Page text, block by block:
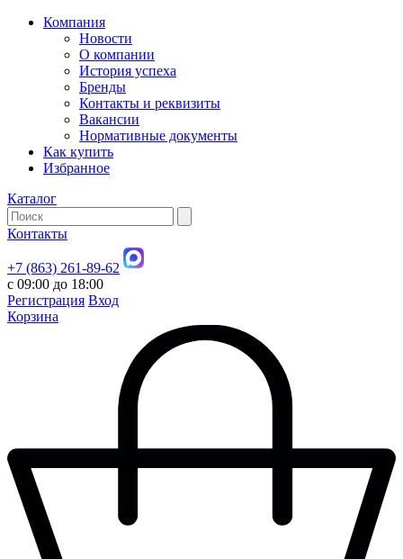
Компания
Новости
О компании
История успеха
Бренды
Контакты и реквизиты
Вакансии
Нормативные документы
Как купить
Избранное
Каталог
Контакты
+7 (863) 261-89-62
с 09:00 до 18:00
Регистрация Вход
Корзина